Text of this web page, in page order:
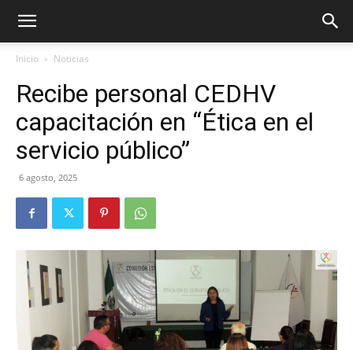
Inicio Noticias
Recibe personal CEDHV
capacitación en “Ética en el
servicio público”
6 agosto, 2025